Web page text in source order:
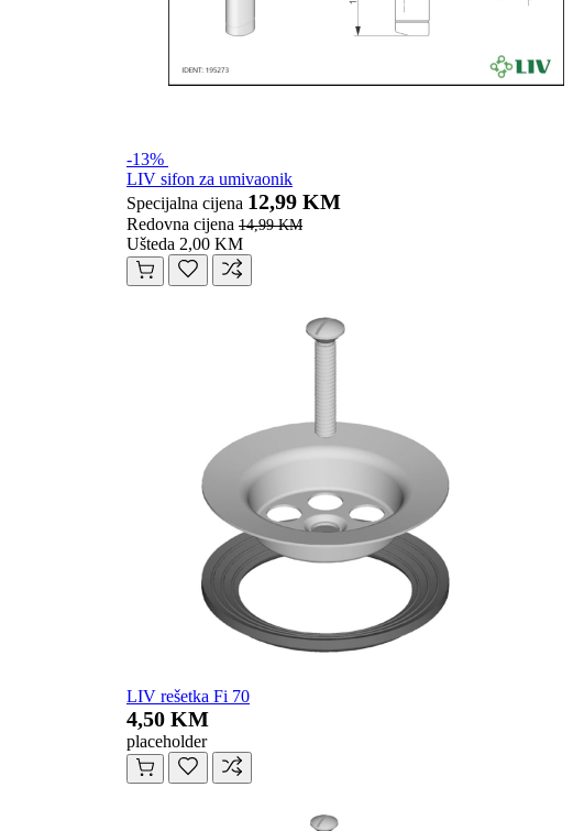
-13%
LIV sifon za umivaonik
Specijalna cijena 12,99 KM
Redovna cijena 14,99 KM
Ušteda 2,00 KM
LIV rešetka Fi 70
4,50 KM
placeholder